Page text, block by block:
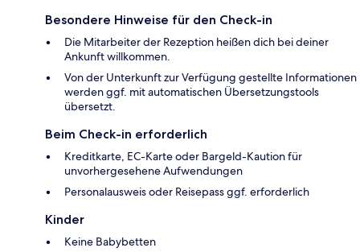
Besondere Hinweise für den Check-in
Die Mitarbeiter der Rezeption heißen dich bei deiner
Ankunft willkommen.
Von der Unterkunft zur Verfügung gestellte Informationen
werden ggf. mit automatischen Übersetzungstools
übersetzt.
Beim Check-in erforderlich
Kreditkarte, EC-Karte oder Bargeld-Kaution für
unvorhergesehene Aufwendungen
Personalausweis oder Reisepass ggf. erforderlich
Kinder
Keine Babybetten